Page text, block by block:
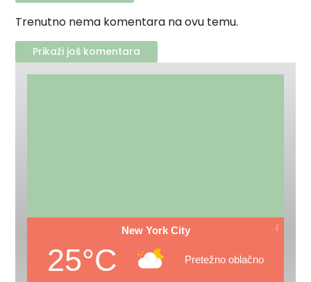
Trenutno nema komentara na ovu temu.
Prikaži još komentara
New York City
25°C Pretežno oblačno